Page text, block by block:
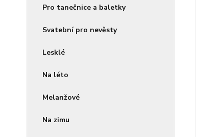
Pro tanečnice a baletky
Svatební pro nevěsty
Lesklé
Na léto
Melanžové
Na zimu